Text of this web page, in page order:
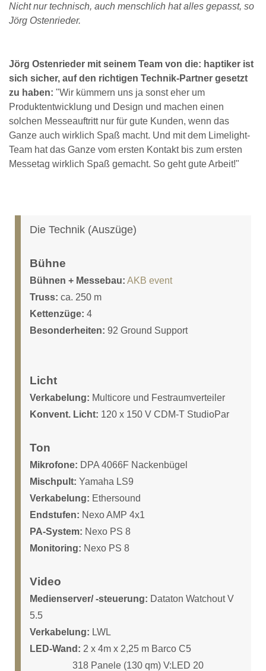
Nicht nur technisch, auch menschlich hat alles gepasst, so
Jörg Ostenrieder.
Jörg Ostenrieder mit seinem Team von die: haptiker ist
sich sicher, auf den richtigen Technik-Partner gesetzt
zu haben: "Wir kümmern uns ja sonst eher um
Produktentwicklung und Design und machen einen
solchen Messeauftritt nur für gute Kunden, wenn das
Ganze auch wirklich Spaß macht. Und mit dem Limelight-
Team hat das Ganze vom ersten Kontakt bis zum ersten
Messetag wirklich Spaß gemacht. So geht gute Arbeit!"
Die Technik (Auszüge)
Bühne
Bühnen + Messebau: AKB event
Truss: ca. 250 m
Kettenzüge: 4
Besonderheiten: 92 Ground Support
Licht
Verkabelung: Multicore und Festraumverteiler
Konvent. Licht: 120 x 150 V CDM-T StudioPar
Ton
Mikrofone: DPA 4066F Nackenbügel
Mischpult: Yamaha LS9
Verkabelung: Ethersound
Endstufen: Nexo AMP 4x1
PA-System: Nexo PS 8
Monitoring: Nexo PS 8
Video
Medienserver/ -steuerung: Dataton Watchout V
5.5
Verkabelung: LWL
LED-Wand: 2 x 4m x 2,25 m Barco C5
318 Panele (130 qm) V:LED 20